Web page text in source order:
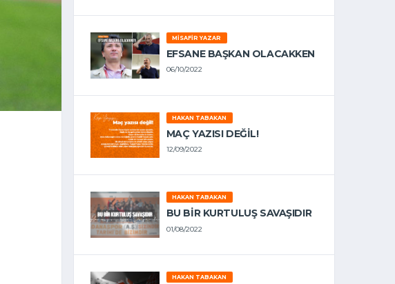
MISAFIR YAZAR
EFSANE BAŞKAN OLACAKKEN
06/10/2022
HAKAN TABAKAN
MAÇ YAZISI DEĞİL!
12/09/2022
HAKAN TABAKAN
BU BİR KURTULUŞ SAVAŞIDIR
01/08/2022
HAKAN TABAKAN